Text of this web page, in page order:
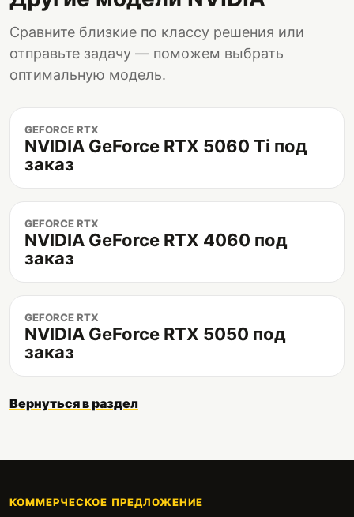
Сравните близкие по классу решения или
отправьте задачу — поможем выбрать
оптимальную модель.
GEFORCE RTX
NVIDIA GeForce RTX 5060 Ti под
заказ
GEFORCE RTX
NVIDIA GeForce RTX 4060 под
заказ
GEFORCE RTX
NVIDIA GeForce RTX 5050 под
заказ
Вернуться в раздел
КОММЕРЧЕСКОЕ ПРЕДЛОЖЕНИЕ